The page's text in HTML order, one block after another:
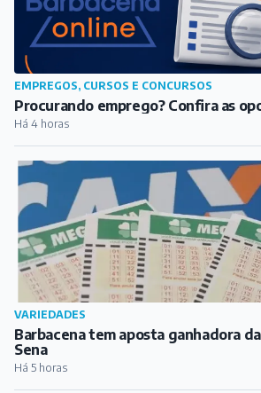
EMPREGOS, CURSOS E CONCURSOS
Procurando emprego? Confira as
Há 4 horas
VARIEDADES
Barbacena tem aposta ganhadora
Sena
Há 5 horas